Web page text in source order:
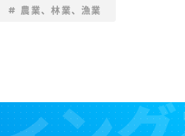
農業、林業、漁業